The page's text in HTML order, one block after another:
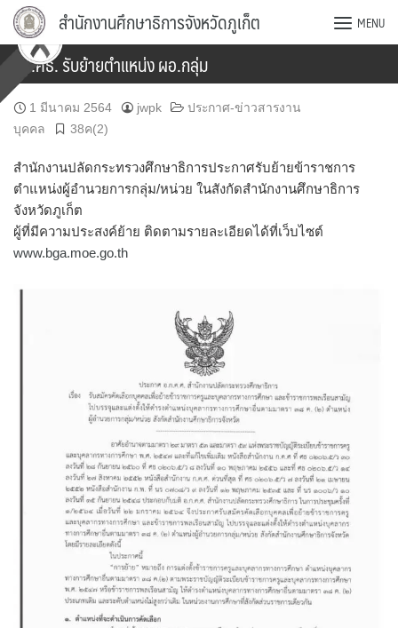
Skip
content
สำนักงานศึกษาธิการจังหวัดภูเก็ต MENU
สป.ศธ. รับย้ายตำแหน่ง ผอ.กลุ่ม
1 มีนาคม 2564 jwpk
ประกาศ-ข่าวสารงาน
บุคคล
38ค(2)
สำนักงานปลัดกระทรวงศึกษาธิการประกาศรับย้ายข้าราชการ
ตำแหน่งผู้อำนวยการกลุ่ม/หน่วย ในสังกัดสำนักงานศึกษาธิการ
จังหวัดภูเก็ต
ผู้ที่มีความประสงค์ย้าย ติดตามรายละเอียดได้ที่เว็บไซต์
www.bga.moe.go.th